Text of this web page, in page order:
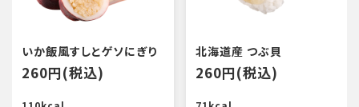
いか飯風すしとゲソにぎり
260円(税込)
北海道産 つぶ貝
260円(税込)